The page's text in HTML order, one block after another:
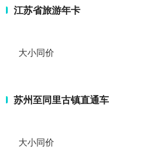
江苏省旅游年卡
大小同价
苏州至同里古镇直通车
大小同价